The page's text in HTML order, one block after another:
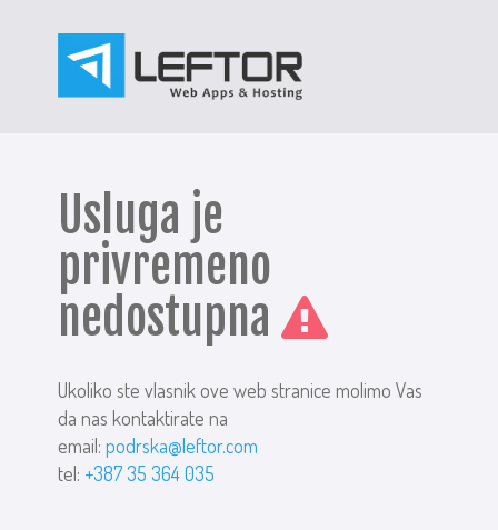
Usluga je
privremeno
nedostupna
Ukoliko ste vlasnik ove web stranice molimo Vas
da nas kontaktirate na
email:podrska@leftor.com
tel: +387 35 364 035